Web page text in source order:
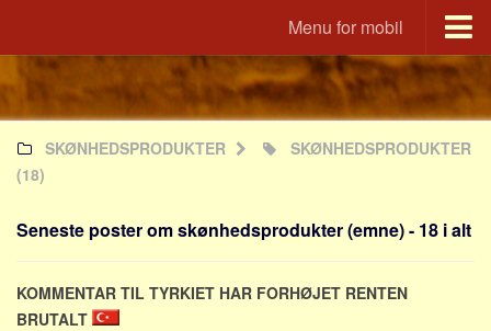
Menu for mobil
Portal
Udvandrerne.dk
Utvandrerne.no
Utvandrarna.se
Rusland.dk
JLKM.dk
SKØNHEDSPRODUKTER
SKØNHEDSPRODUKTER
(18)
Seneste poster om skønhedsprodukter (emne) - 18 i alt
KOMMENTAR TIL TYRKIET HAR FORHØJET RENTEN
BRUTALT